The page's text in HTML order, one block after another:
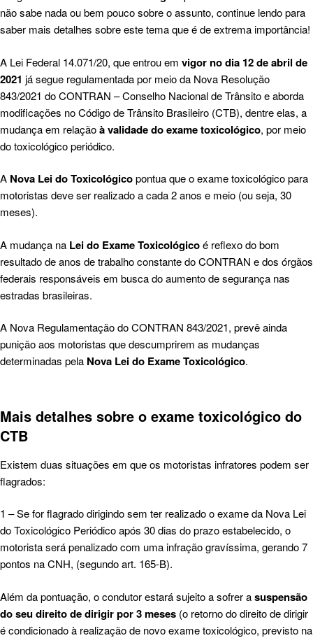
não sabe nada ou bem pouco sobre o assunto, continue lendo para
saber mais detalhes sobre este tema que é de extrema importância!
A Lei Federal 14.071/20, que entrou em vigor no dia 12 de abril de
2021 já segue regulamentada por meio da Nova Resolução
843/2021 do CONTRAN – Conselho Nacional de Trânsito e aborda
modificações no Código de Trânsito Brasileiro (CTB), dentre elas, a
mudança em relaçãoà validade do exame toxicológico, por meio
do toxicológico periódico.
A Nova Lei do Toxicológicopontua que o exame toxicológico para
motoristas deve ser realizado a cada 2 anos e meio (ou seja, 30
meses).
A mudança na Lei do Exame Toxicológicoé reflexo do bom
resultado de anos de trabalho constante do CONTRAN e dos órgãos
federais responsáveis em busca do aumento de segurança nas
estradas brasileiras.
A Nova Regulamentação do CONTRAN 843/2021, prevê ainda
punição aos motoristas que descumprirem as mudanças
determinadas pela Nova Lei do Exame Toxicológico.
Mais detalhes sobre o exame toxicológico do
CTB
Existem duas situações em que os motoristas infratores podem ser
flagrados:
1 – Se for flagrado dirigindo sem ter realizado o exame da Nova Lei
do Toxicológico Periódico após 30 dias do prazo estabelecido, o
motorista será penalizado com uma infração gravíssima, gerando 7
pontos na CNH, (segundo art. 165-B).
Além da pontuação, o condutor estará sujeito a sofrer asuspensão
do seu direito de dirigir por 3 meses (o retorno do direito de dirigir
é condicionado à realização de novo exame toxicológico, previsto na